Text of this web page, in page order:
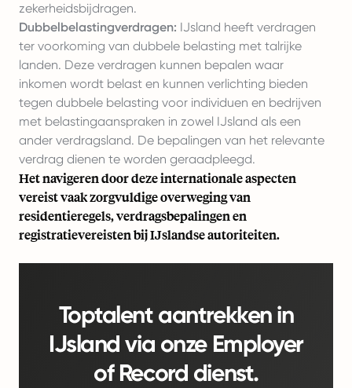
zekerheidsbijdragen.
Dubbelbelastingverdragen: IJsland heeft verdragen
ter voorkoming van dubbele belasting met talrijke
landen. Deze verdragen kunnen bepalen waar
inkomen wordt belast en kunnen verlichting bieden
tegen dubbele belasting voor individuen en bedrijven
met belastingaanspraken in zowel IJsland als een
ander verdragsland. De bepalingen van het relevante
verdrag dienen te worden geraadpleegd.
Het navigeren door deze internationale aspecten
vereist vaak zorgvuldige overweging van
residentieregels, verdragsbepalingen en
registratievereisten bij IJslandse autoriteiten.
Toptalent aantrekken in
IJsland via onze Employer
of Record dienst.